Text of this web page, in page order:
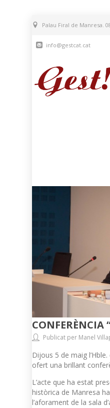
Palau Firal de Manresa.
info@gestcat.cat
CONFERÈNCIA
Publicat per Manel
Dijous 5 de maig
ofert una brillant
L’acte que ha estat
històrica de Manresa
l’aforament de la sala